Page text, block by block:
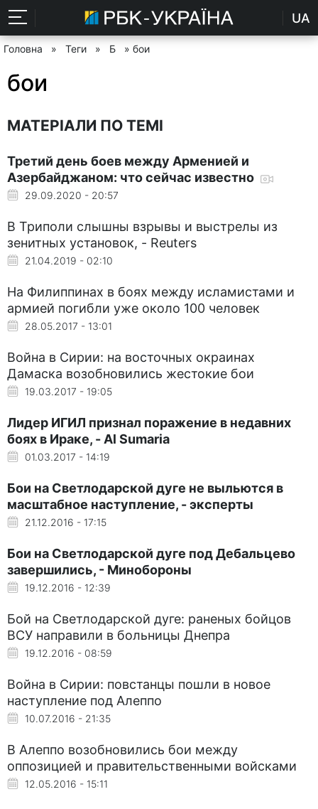
UA
Головна » Теги » Б » бои
бои
МАТЕРІАЛИ ПО ТЕМІ
Третий день боев между Арменией и
Азербайджаном: что сейчас известно
29.09.2020 - 20:57
В Триполи слышны взрывы и выстрелы из
зенитных установок, - Reuters
21.04.2019 - 02:10
На Филиппинах в боях между исламистами и
армией погибли уже около 100 человек
28.05.2017 - 13:01
Война в Сирии: на восточных окраинах
Дамаска возобновились жестокие бои
19.03.2017 - 19:05
Лидер ИГИЛ признал поражение в недавних
боях в Ираке, - Al Sumaria
01.03.2017 - 14:19
Бои на Светлодарской дуге не выльются в
масштабное наступление, - эксперты
21.12.2016 - 17:15
Бои на Светлодарской дуге под Дебальцево
завершились, - Минобороны
19.12.2016 - 12:39
Бой на Светлодарской дуге: раненых бойцов
ВСУ направили в больницы Днепра
19.12.2016 - 08:59
Война в Сирии: повстанцы пошли в новое
наступление под Алеппо
10.07.2016 - 21:35
В Алеппо возобновились бои между
оппозицией и правительственными войсками
12.05.2016 - 15:11